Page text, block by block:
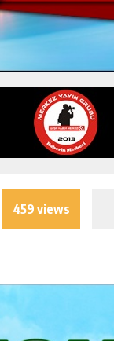
459 views